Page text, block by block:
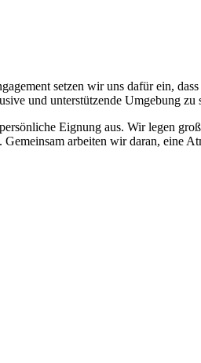
setzen wir uns dafür ein,
und unterstützende Umgebung
Eignung aus. Wir legen
arbeiten wir daran, eine